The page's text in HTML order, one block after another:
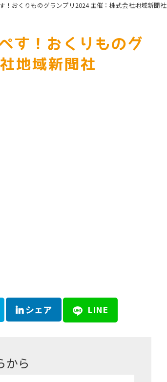
！おくりものグランプリ2024 主催：株式会社地域新聞社
す！おくりものグ
地域新聞社
シェア LINE
から